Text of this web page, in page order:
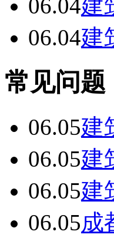
06.04建
06.04建
常见问题
06.05建
06.05建
06.05建
06.05成